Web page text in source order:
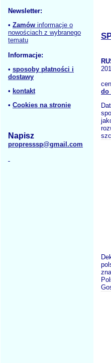
Newsletter:
• Zamów informacje o
nowościach z wybranego
tematu
Informacje:
• sposoby płatności i
dostawy
• kontakt
• Cookies na stronie
Napisz
propresssp@gmail.com
do